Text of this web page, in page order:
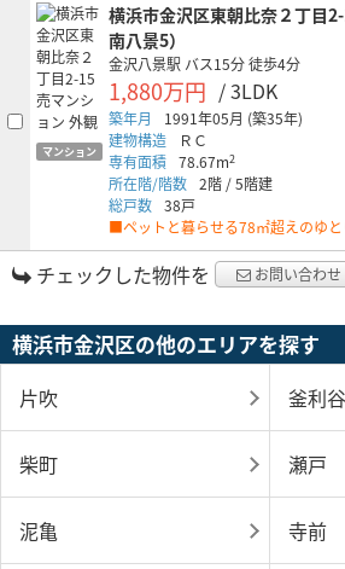
マンション
横浜市金沢区東朝比奈２丁目
南八景5）
金沢八景駅 バス15分徒歩4分
1,880万円 / 3LDK
築年月 1991年05月 (築35年)
建物構造
ＲＣ
専有面積 78.67m2
所在階/階数 2階 /5階建
総戸数 38戸
■ペットと暮らせる78㎡超えのゆと
チェックした物件を お問い合わせ
横浜市金沢区の他のエリアを探す
片吹 釜利
柴町 瀬戸
泥亀 寺前